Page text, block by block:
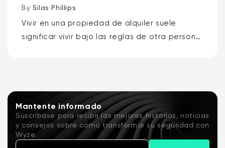
By Silas Phillips
Vivir en una propiedad de alquiler suele
significar vivir bajo las reglas de otra persona,
Mantente informado
Suscríbase para recibir las mejores historias, noticias
y consejos sobre cómo transformar su seguridad con
Wyze.